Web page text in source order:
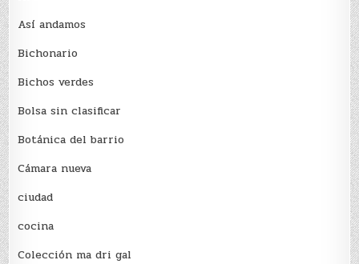
Así andamos
Bichonario
Bichos verdes
Bolsa sin clasificar
Botánica del barrio
Cámara nueva
ciudad
cocina
Colección ma dri gal